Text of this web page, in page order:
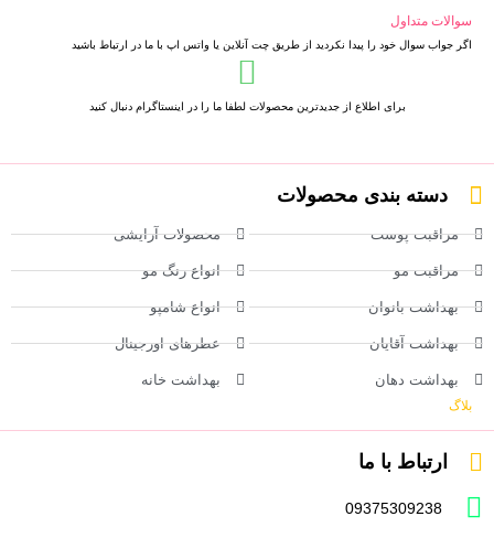
سوالات متداول
اگر جواب سوال خود را پیدا نکردید از طریق چت آنلاین یا واتس اپ با ما در ارتباط باشید
برای اطلاع از جدیدترین محصولات لطفا ما را در اینستاگرام دنبال کنید
دسته بندی محصولات
مراقبت پوست
مراقبت مو
بهداشت بانوان
بهداشت آقایان
بهداشت دهان
محصولات آرایشی
انواع رنگ مو
انواع شامپو
عطرهای اورجینال
بهداشت خانه
بلاگ
ارتباط با ما
09375309238